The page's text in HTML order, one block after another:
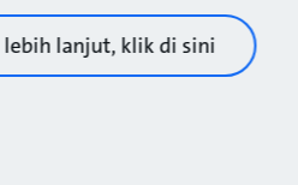
lanjut, klik di sini